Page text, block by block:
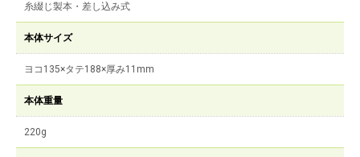
糸綴じ製本・差し込み式
本体サイズ
ヨコ135×タテ188×厚み11mm
本体重量
220g